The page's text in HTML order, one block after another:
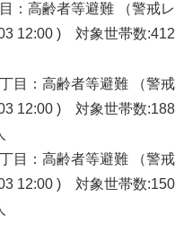
：高齢者等避難 （警戒
12:00 ) 対象世帯数
目：高齢者等避難 （警
12:00 ) 対象世帯数
目：高齢者等避難 （警
12:00 ) 対象世帯数